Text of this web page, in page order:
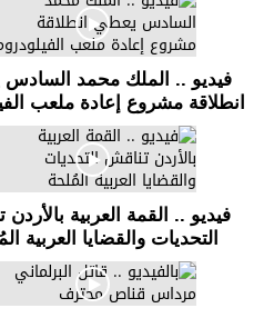
فيديو .. الملك محمد
انطلاقة مشروع إعادة ملعب
فيديو .. القمة العربية
التحديات والقضايا العربية